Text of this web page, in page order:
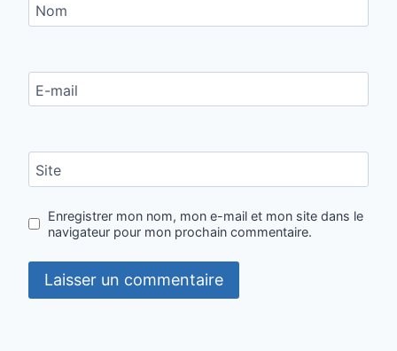
Nom
E-mail
Site
Enregistrer mon nom, mon e-mail et mon site dans le
navigateur pour mon prochain commentaire.